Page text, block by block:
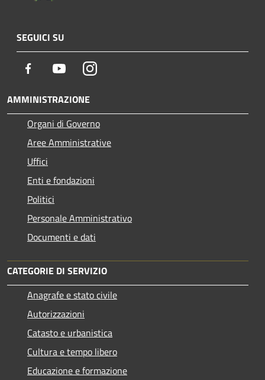
SEGUICI SU
Facebook YoutubeInstagram
AMMINISTRAZIONE
Organi di Governo
Aree Amministrative
Uffici
Enti e fondazioni
Politici
Personale Amministrativo
Documenti e dati
CATEGORIE DI SERVIZIO
Anagrafe e stato civile
Autorizzazioni
Catasto e urbanistica
Cultura e tempo libero
Educazione e formazione